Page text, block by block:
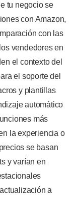
tu negocio se
con Amazon,
con las
vendedores en
el contexto del
el soporte del
y plantillas
automático
más
la experiencia o
se basan
y varían en
a